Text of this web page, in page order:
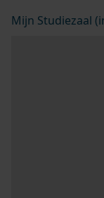
Mijn Studiezaal